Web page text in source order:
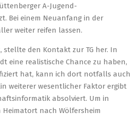
A-Jugend-
Bei einem Neuanfang in der
weiter reifen lassen.
stellte den Kontakt zur TG her. In
eine realistische Chance zu haben,
hat, kann ich dort notfalls auch
weiterer wesentlicher Faktor ergibt
absolviert. Um in
nach Wölfersheim